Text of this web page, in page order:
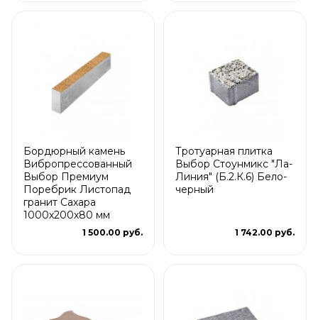
Бордюрный камень
Вибропрессованный
Выбор Премиум
Поребрик Листопад
гранит Сахара
1000х200х80 мм
1 500.00 руб.
Тротуарная плитка
Выбор Стоунмикс "Ла-
Линия" (Б.2.К.6) Бело-
черный
1 742.00 руб.